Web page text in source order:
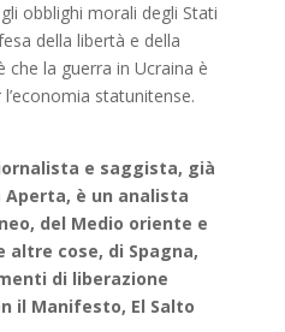
obblighi morali degli Stati
della libertà e della
che la guerra in Ucraina è
statunitense.
e saggista, già
è un analista
del Medio oriente e
altre cose, di Spagna,
di liberazione
il Manifesto, El Salto